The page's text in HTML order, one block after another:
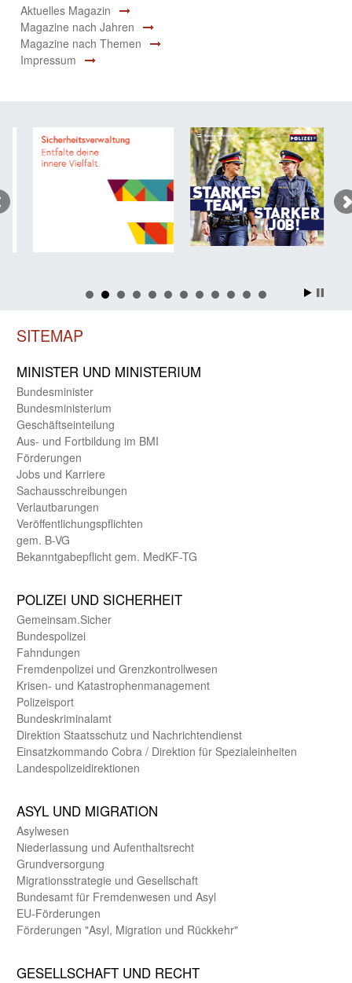
Aktuelles Magazin
Magazine nach Jahren
Magazine nach Themen
Impressum
SITEMAP
MINISTER UND MINIST­ERIUM
Bundes­minister
Bundes­ministerium
Geschäfts­einteilung
Aus- und Fortbildung im BMI
Förderungen
Jobs und Karriere
Sachaus­schreibungen
Verlautbarungen
Veröffentlichungspflichten
gem. B-VG
Bekanntgabepflicht gem. MedKF-TG
POLIZEI UND SICHER­HEIT
Gemein­sam.Sicher
Bundes­polizei
Fahndungen
Fremdenpolizei und Grenzkontrollwesen
Krisen- und Katastrophen­management
Polizeisport
Bundes­kriminal­amt
Direktion Staats­schutz und Nach­richten­dienst
Einsatz­kommando Cobra / Direktion für Spezialeinheiten
Landes­polizei­direk­tionen
ASYL UND MIGRA­TION
Asyl­wesen
Nieder­lassung und Aufent­halts­recht
Grund­versorgung
Migrations­strategie und Gesell­schaft
Bundes­amt für Fremden­wesen und Asyl
EU-Förde­rungen
Förderungen "Asyl, Migration und Rückkehr"
GE­SELL­SCHAFT UND RECHT